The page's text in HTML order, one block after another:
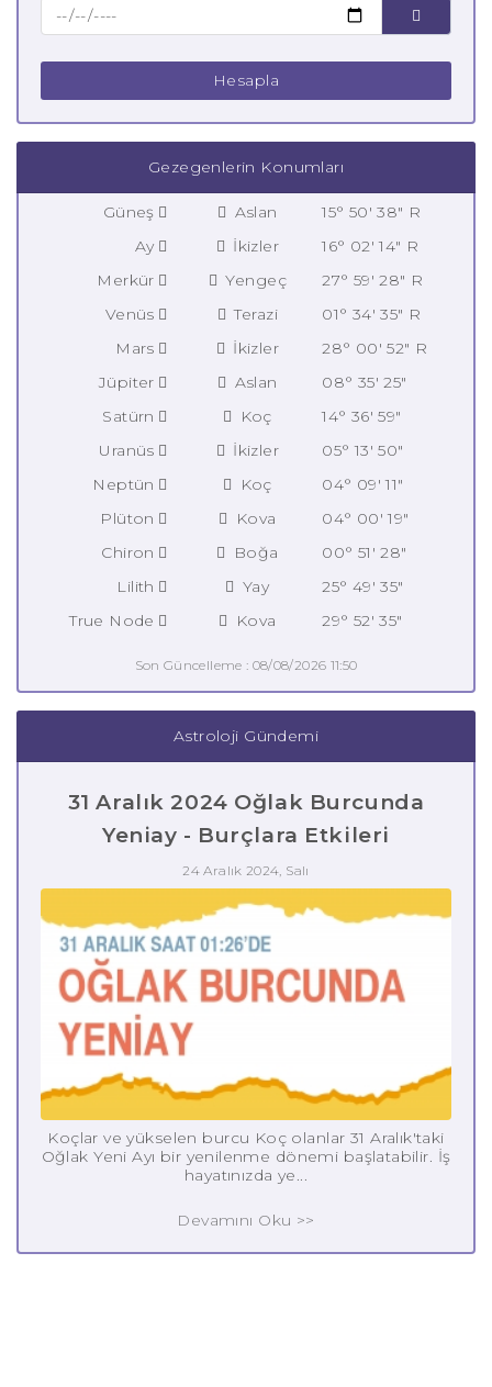
Hesapla
Gezegenlerin Konumları
Güneş Aslan
15° 50' 38" R
Ay
İkizler
16° 02' 14" R
Merkür
Yengeç
27° 59' 28" R
Venüs
Terazi
01° 34' 35" R
Mars
İkizler
28° 00' 52" R
Jüpiter
Aslan
08° 35' 25"
Satürn
Koç
14° 36' 59"
Uranüs
İkizler
05° 13' 50"
Neptün
Koç
04° 09' 11"
Plüton
Kova
04° 00' 19"
Chiron
Boğa
00° 51' 28"
Lilith
Yay
25° 49' 35"
True Node
Kova 29° 52' 35"
Son Güncelleme : 08/08/2026 11:50
Astroloji Gündemi
31 Aralık 2024 Oğlak Burcunda
Yeniay - Burçlara Etkileri
24 Aralık 2024, Salı
Koçlar ve yükselen burcu Koç olanlar 31 Aralık'taki
Oğlak Yeni Ayı bir yenilenme dönemi başlatabilir. İş
hayatınızda ye...
Devamını Oku >>